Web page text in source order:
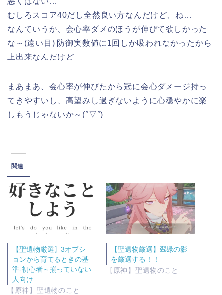
むしろスコア40だし全然良い方なんだけど、ね…
なんていうか、会心率ダメのほうが伸びて欲しかった
な～(遠い目) 防御実数値に1回しか吸われなかったから
上出来なんだけど…
まあまあ、会心率が伸びたから冠に会心ダメージ持っ
てきやすいし、高望みし過ぎないように心穏やかに楽
しもうじゃないか～(°▽°)
関連
【聖遺物厳選】3オプシ
ョンから育てるときの基
準-初心者～揃っていない
人向け
【原神】聖遺物のこと
【聖遺物厳選】翆緑の影
を厳選する！！
【原神】聖遺物のこと